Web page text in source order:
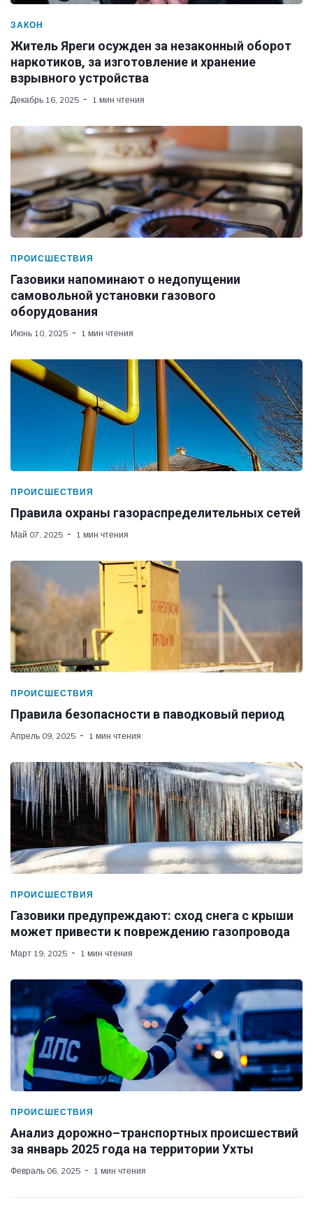
ЗАКОН
Житель Яреги осужден за незаконный оборот
наркотиков, за изготовление и хранение
взрывного устройства
Декабрь 16, 2025 1 мин чтения
ПРОИСШЕСТВИЯ
Газовики напоминают о недопущении
самовольной установки газового
оборудования
Июнь 10, 2025 1 мин чтения
ПРОИСШЕСТВИЯ
Правила охраны газораспределительных сетей
Май 07, 2025 1 мин чтения
ПРОИСШЕСТВИЯ
Правила безопасности в паводковый период
Апрель 09, 2025 1 мин чтения
ПРОИСШЕСТВИЯ
Газовики предупреждают: сход снега с крыши
может привести к повреждению газопровода
Март 19, 2025 1 мин чтения
ПРОИСШЕСТВИЯ
Анализ дорожно–транспортных происшествий
за январь 2025 года на территории Ухты
Февраль 06, 2025 1 мин чтения